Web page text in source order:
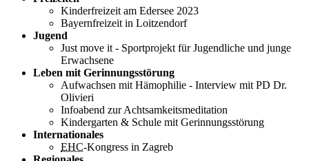
Kinderfreizeit am Edersee 2023
Bayernfreizeit in Loitzendorf
Jugend
Just move it - Sportprojekt für Jugendliche und junge
Erwachsene
Leben mit Gerinnungsstörung
Aufwachsen mit Hämophilie - Interview mit PD Dr.
Olivieri
Infoabend zur Achtsamkeitsmeditation
Kindergarten & Schule mit Gerinnungsstörung
Internationales
EHC-Kongress in Zagreb